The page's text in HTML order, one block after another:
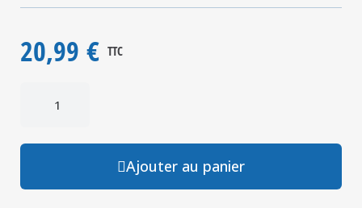
20,99 € TTC
Ajouter au panier